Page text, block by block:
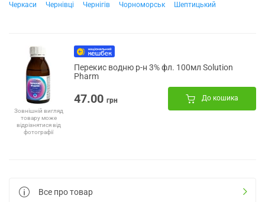
Черкаси
Чернівці Чернігів Чорноморськ Шептицький
Зовнішній вигляд
товару може
відрізнятися від
фотографії
Перекис водню р-н 3% фл. 100мл Solution
Pharm
47.00 грн До кошика
Все про товар